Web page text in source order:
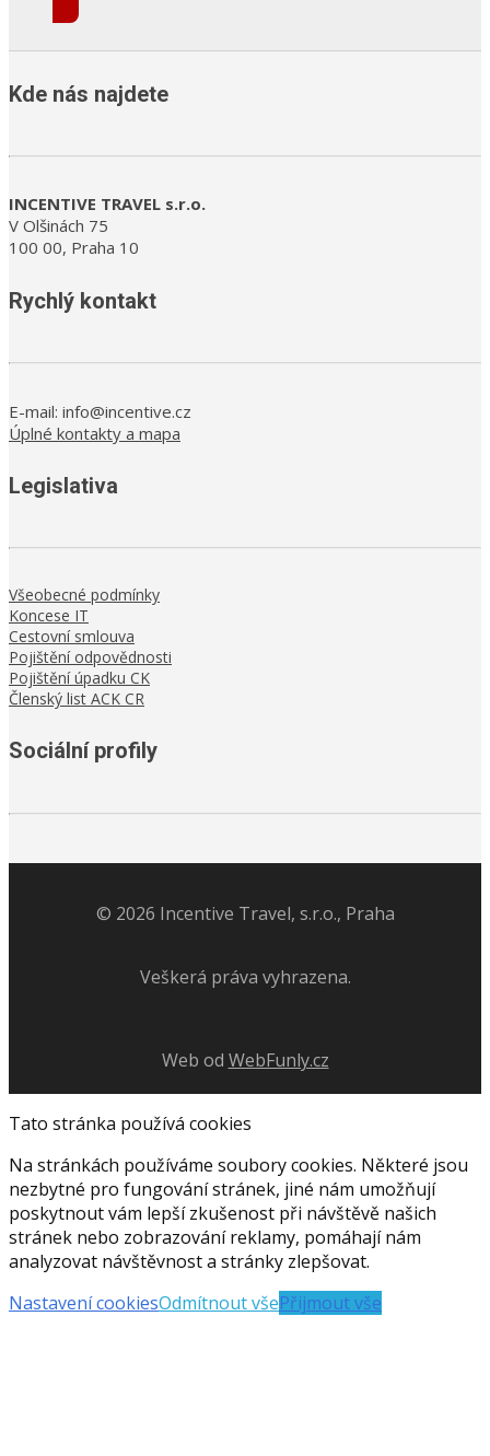
Kde nás najdete
INCENTIVE TRAVEL s.r.o.
V Olšinách 75
100 00, Praha 10
Rychlý kontakt
E-mail: info@incentive.cz
Úplné kontakty a mapa
Legislativa
Všeobecné podmínky
Koncese IT
Cestovní smlouva
Pojištění odpovědnosti
Pojištění úpadku CK
Členský list ACK CR
Sociální profily
© 2026 Incentive Travel, s.r.o., Praha
Veškerá práva vyhrazena.
Web od WebFunly.cz
Tato stránka používá cookies
Na stránkách používáme soubory cookies. Některé jsou
nezbytné pro fungování stránek, jiné nám umožňují
poskytnout vám lepší zkušenost při návštěvě našich
stránek nebo zobrazování reklamy, pomáhají nám
analyzovat návštěvnost a stránky zlepšovat.
Nastavení cookiesOdmítnout všePřijmout vše